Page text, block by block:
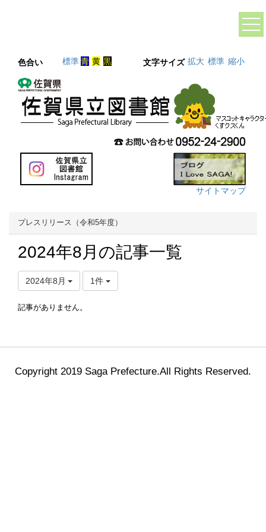
色合い 標準青 黄 黒 文字サイズ 拡大 標準 縮小
サイトマップ
プレスリリース（令和5年度）
2024年8月の記事一覧
2024年8月 1件
記事がありません。
Copyright 2019 Saga Prefecture.All Rights Reserved.